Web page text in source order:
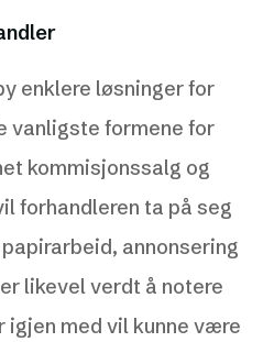
enklere løsninger for
vanligste formene for
kommisjonssalg og
forhandleren ta på seg
annonsering
likevel verdt å notere
med vil kunne være